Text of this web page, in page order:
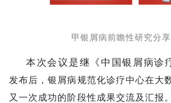
甲银屑病前瞻性研究分
本次会议是继《中国银屑病诊
发布后，银屑病规范化诊疗中心在大
又一次成功的阶段性成果交流及汇报